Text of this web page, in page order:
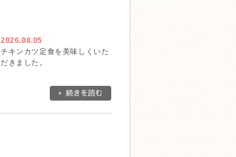
2026.08.05
チキンカツ定食を美味しくいた
だきました。